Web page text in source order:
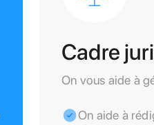
Cadre
On vous aide à
On aide à